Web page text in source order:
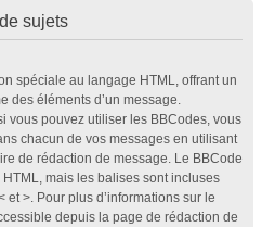
sujets
spéciale au langage HTML, offrant un
des éléments d’un message.
vous pouvez utiliser les BBCodes, vous
chacun de vos messages en utilisant
de rédaction de message. Le BBCode
mais les balises sont incluses
et >. Pour plus d’informations sur le
depuis la page de rédaction de